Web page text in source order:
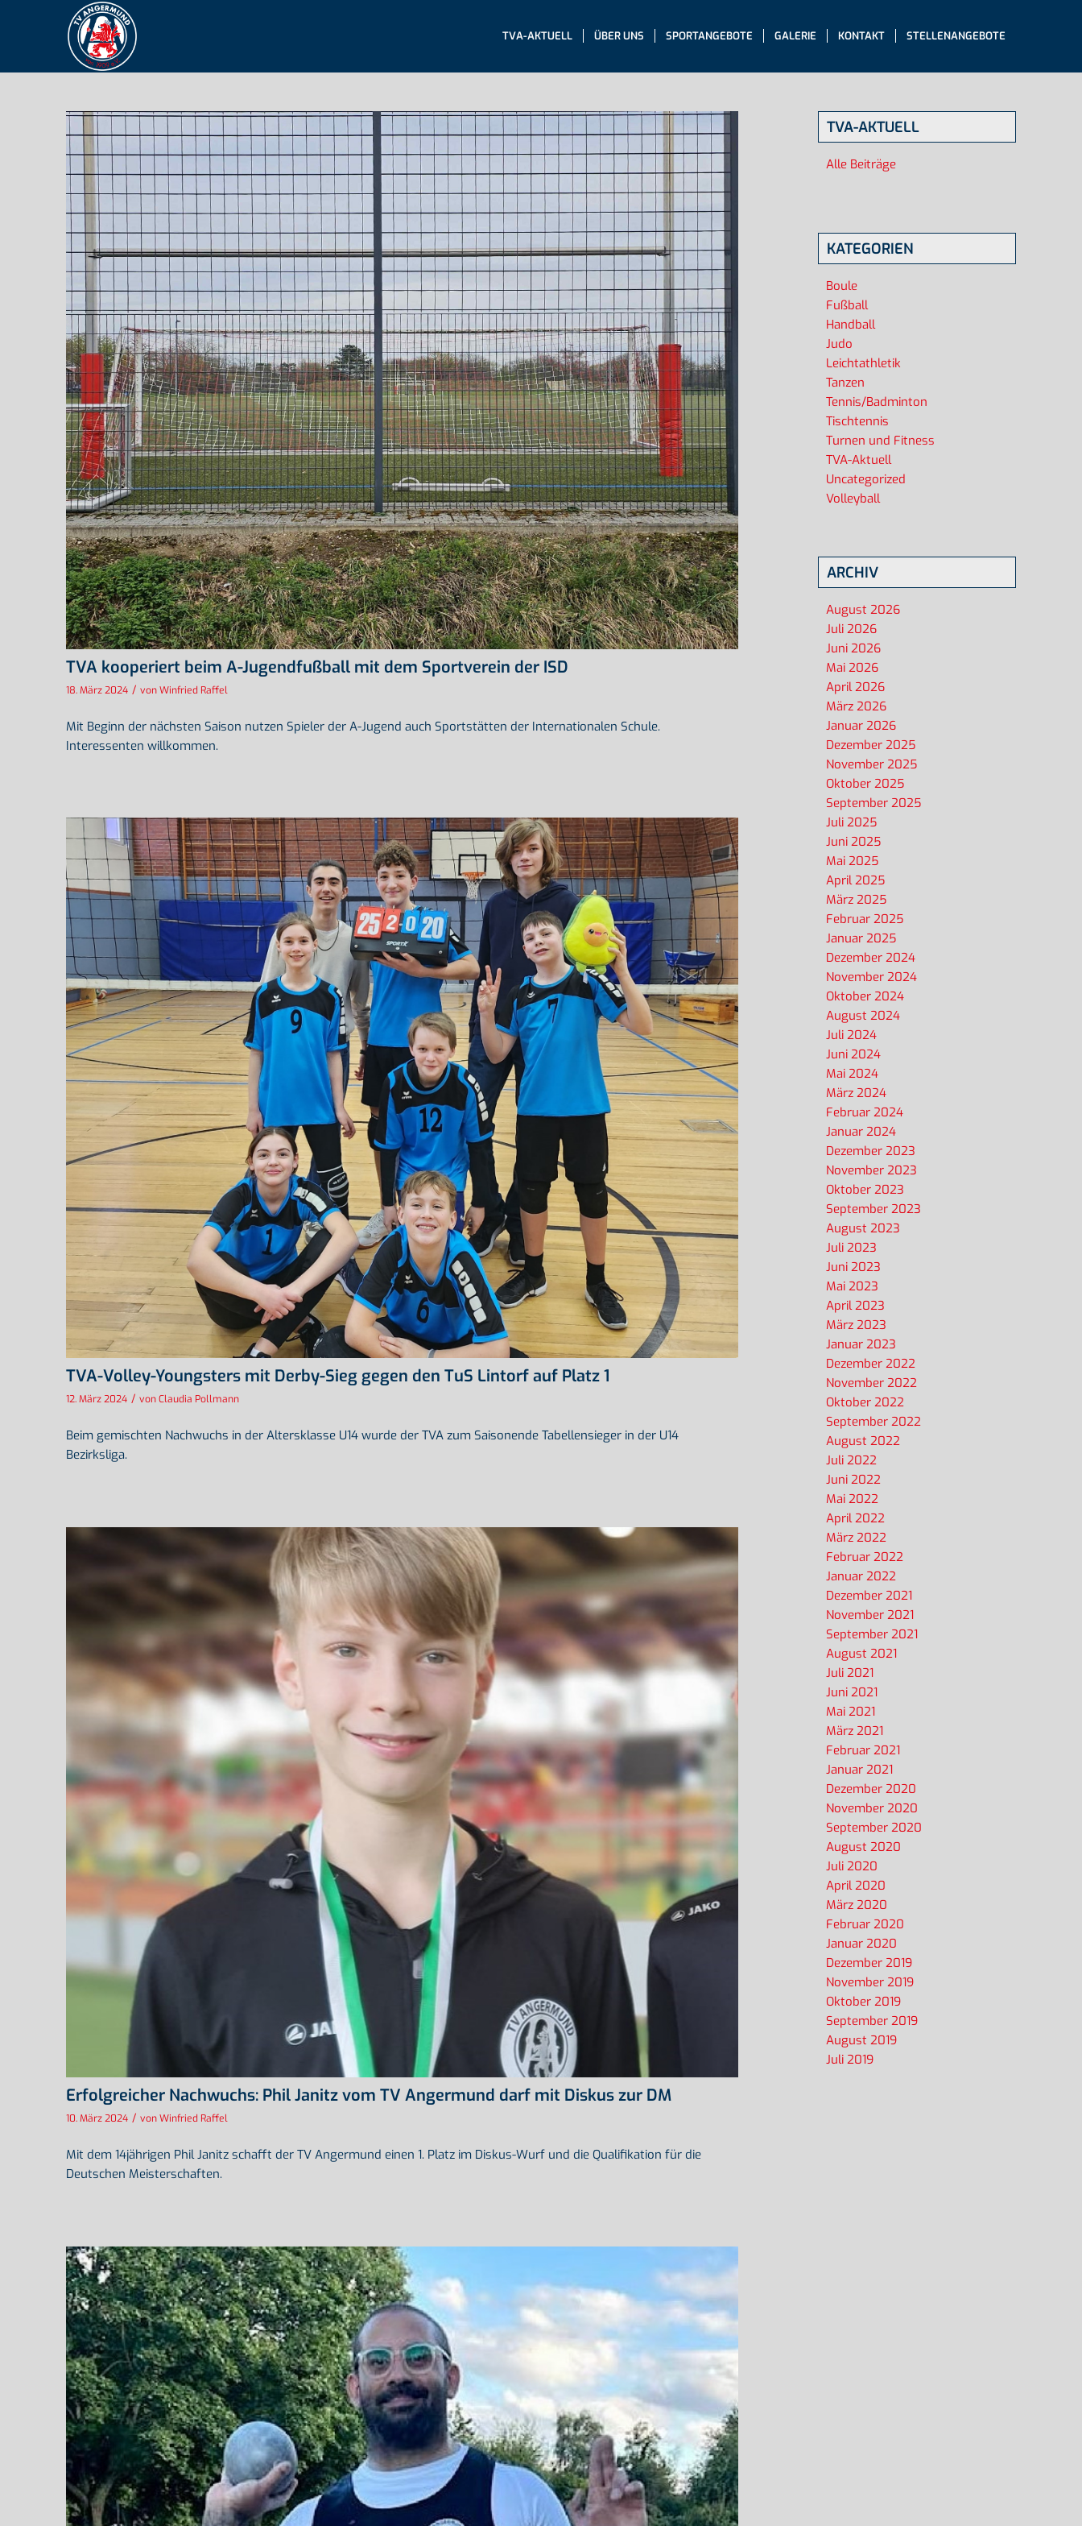
TVA-AKTUELL ÜBER UNS SPORTANGEBOTE GALERIE KONTAKT STELLENANGEBOTE
TVA kooperiert beim A-Jugendfußball mit dem Sportverein der ISD
18. März 2024 / vonWinfried Raffel
Mit Beginn der nächsten Saison nutzen Spieler der A-Jugend auch Sportstätten der Internationalen Schule.
Interessenten willkommen.
TVA-Volley-Youngsters mit Derby-Sieg gegen den TuS Lintorf auf Platz 1
12. März 2024 / vonClaudia Pollmann
Beim gemischten Nachwuchs in der Altersklasse U14 wurde der TVA zum Saisonende Tabellensieger in der U14
Bezirksliga.
Erfolgreicher Nachwuchs: Phil Janitz vom TV Angermund darf mit Diskus zur DM
10. März 2024 / vonWinfried Raffel
Mit dem 14jährigen Phil Janitz schafft der TV Angermund einen 1. Platz im Diskus-Wurf und die Qualifikation für die
Deutschen Meisterschaften.
TVA-AKTUELL
Alle Beiträge
KATEGORIEN
Boule
Fußball
Handball
Judo
Leichtathletik
Tanzen
Tennis/Badminton
Tischtennis
Turnen und Fitness
TVA-Aktuell
Uncategorized
Volleyball
ARCHIV
August 2026
Juli 2026
Juni 2026
Mai 2026
April 2026
März 2026
Januar 2026
Dezember 2025
November 2025
Oktober 2025
September 2025
Juli 2025
Juni 2025
Mai 2025
April 2025
März 2025
Februar 2025
Januar 2025
Dezember 2024
November 2024
Oktober 2024
August 2024
Juli 2024
Juni 2024
Mai 2024
März 2024
Februar 2024
Januar 2024
Dezember 2023
November 2023
Oktober 2023
September 2023
August 2023
Juli 2023
Juni 2023
Mai 2023
April 2023
März 2023
Januar 2023
Dezember 2022
November 2022
Oktober 2022
September 2022
August 2022
Juli 2022
Juni 2022
Mai 2022
April 2022
März 2022
Februar 2022
Januar 2022
Dezember 2021
November 2021
September 2021
August 2021
Juli 2021
Juni 2021
Mai 2021
März 2021
Februar 2021
Januar 2021
Dezember 2020
November 2020
September 2020
August 2020
Juli 2020
April 2020
März 2020
Februar 2020
Januar 2020
Dezember 2019
November 2019
Oktober 2019
September 2019
August 2019
Juli 2019